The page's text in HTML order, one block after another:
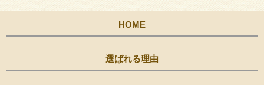
HOME
選ばれる理由